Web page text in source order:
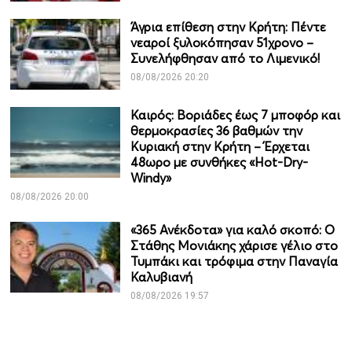
Άγρια επίθεση στην Κρήτη: Πέντε
νεαροί ξυλοκόπησαν 51χρονο –
Συνελήφθησαν από το Λιμενικό!
08/08/2026 20:20
Καιρός: Βοριάδες έως 7 μποφόρ και
θερμοκρασίες 36 βαθμών την
Κυριακή στην Κρήτη – Έρχεται
48ωρο με συνθήκες «Hot-Dry-
Windy»
08/08/2026 20:00
«365 Ανέκδοτα» για καλό σκοπό: Ο
Στάθης Μονιάκης χάρισε γέλιο στο
Τυμπάκι και τρόφιμα στην Παναγία
Καλυβιανή
08/08/2026 19:57